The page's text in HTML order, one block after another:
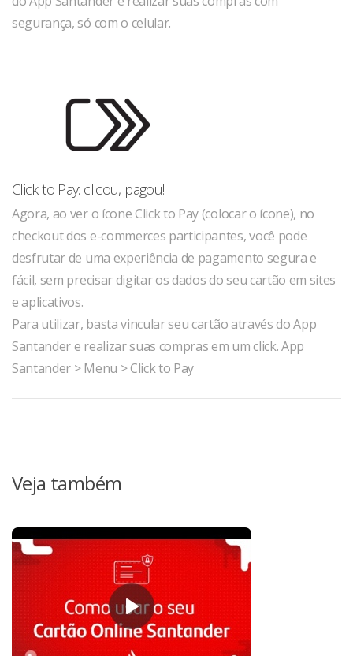
segurança, só com o celular.
Click to Pay: clicou, pagou!
Agora, ao ver o ícone Click to Pay (colocar o ícone), no
checkout dos e-commerces participantes, você pode
desfrutar de uma experiência de pagamento segura e
fácil, sem precisar digitar os dados do seu cartão em sites
e aplicativos.
Para utilizar, basta vincular seu cartão através do App
Santander e realizar suas compras em um click. App
Santander > Menu > Click to Pay
Veja também